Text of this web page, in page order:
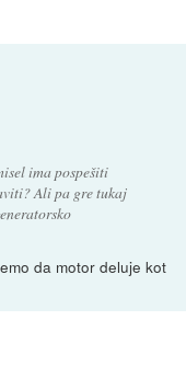
ima pospešiti
Ali pa gre tukaj
da motor deluje kot